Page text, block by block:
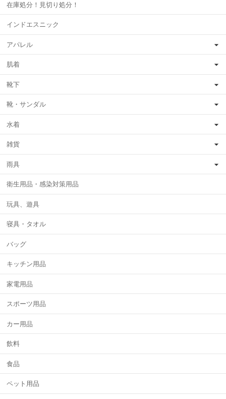
在庫処分！見切り処分！
インドエスニック
アパレル
肌着
靴下
靴・サンダル
水着
雑貨
雨具
衛生用品・感染対策用品
玩具、遊具
寝具・タオル
バッグ
キッチン用品
家電用品
スポーツ用品
カー用品
飲料
食品
ペット用品